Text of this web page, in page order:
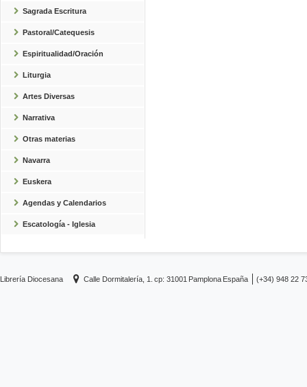
Sagrada Escritura
Pastoral/Catequesis
Espiritualidad/Oración
Liturgia
Artes Diversas
Narrativa
Otras materias
Navarra
Euskera
Agendas y Calendarios
Escatología - Iglesia
Librería Diocesana Calle Dormitalería, 1. cp: 31001 Pamplona España (+34) 948 22